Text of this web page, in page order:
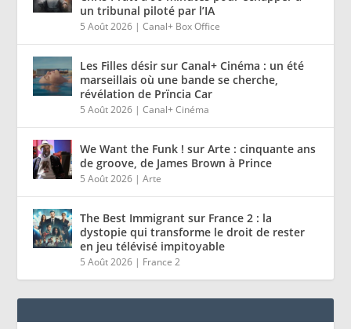
un tribunal piloté par l’IA
5 Août 2026 |Canal+ Box Office
Les Filles désir sur Canal+ Cinéma : un été
marseillais où une bande se cherche,
révélation de Prïncia Car
5 Août 2026 |Canal+ Cinéma
We Want the Funk ! sur Arte : cinquante ans
de groove, de James Brown à Prince
5 Août 2026 |Arte
The Best Immigrant sur France 2 : la
dystopie qui transforme le droit de rester
en jeu télévisé impitoyable
5 Août 2026 | France 2